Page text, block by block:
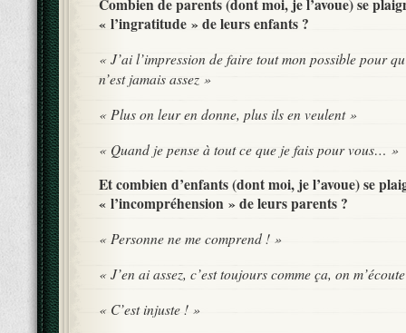
Combien de parents (dont moi, je l’avoue) se
« l’ingratitude » de leurs enfants ?
« J’ai l’impression de faire tout mon possible pour
n’est jamais assez »
« Plus on leur en donne, plus ils en veulent »
« Quand je pense à tout ce que je fais pour vous… »
Et combien d’enfants (dont moi, je l’avoue) se
« l’incompréhension » de leurs parents ?
« Personne ne me comprend ! »
« J’en ai assez, c’est toujours comme ça, on
« C’est injuste ! »